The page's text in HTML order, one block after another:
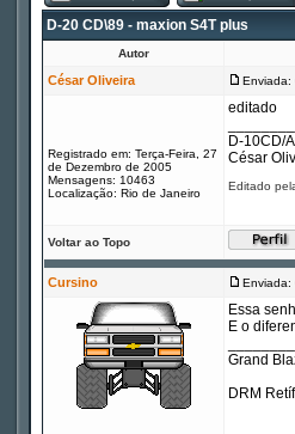
D-20 CD\89 - maxion S4T plus
Autor
César Oliveira Enviada:
Registrado em: Terça-Feira, 27
de Dezembro de 2005
Mensagens: 10463
Localização: Rio de Janeiro
editado
D-10CD/
César
Editado
Voltar ao Topo
Cursino Enviada:
Essa
E o
Grand
DRM